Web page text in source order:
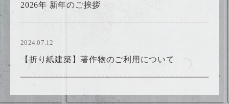
2026年 新年のご挨拶
2024.07.12
【折り紙建築】著作物のご利用について